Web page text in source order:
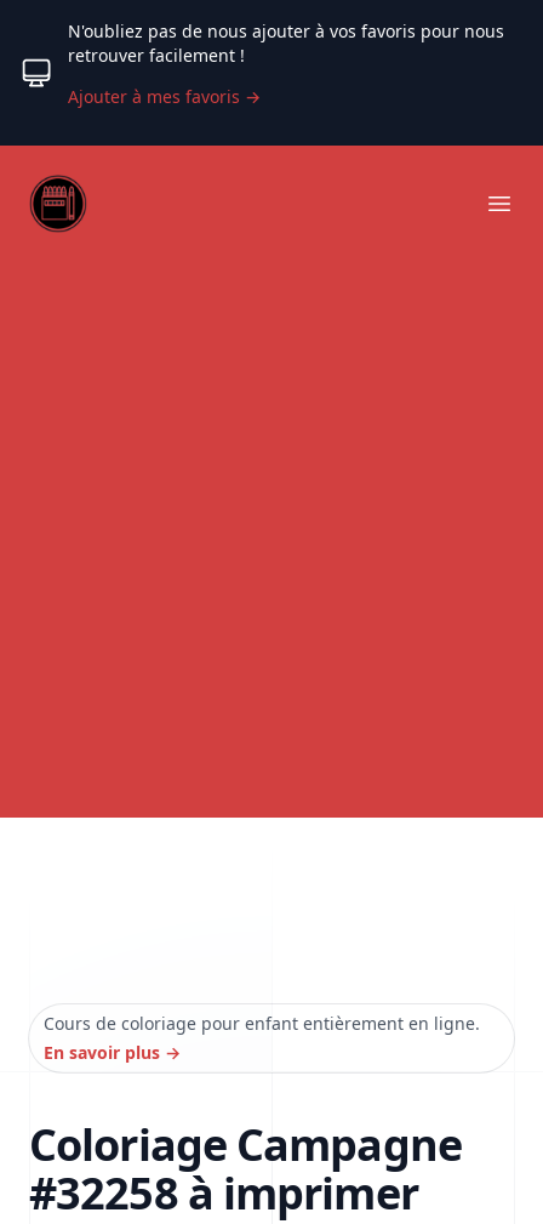
N'oubliez pas de nous ajouter à vos favoris pour nous
retrouver facilement !
Ajouter à mes favoris →
Web coloriage
Cours de coloriage pour enfant entièrement en ligne.
En savoir plus →
Coloriage Campagne
#32258 à imprimer